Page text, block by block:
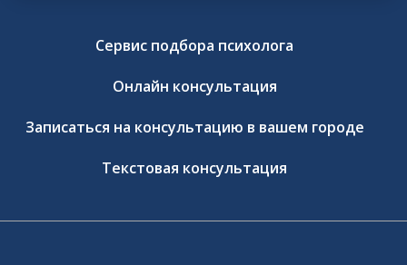
Сервис подбора психолога
Онлайн консультация
Записаться на консультацию в вашем городе
Текстовая консультация